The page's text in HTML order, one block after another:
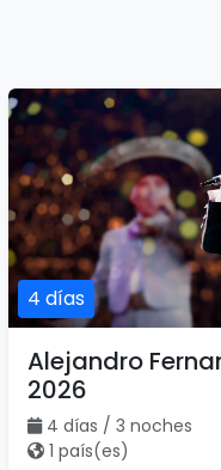
4 días
Alejandro
2026
4 días / 3 noches
1 país(es)